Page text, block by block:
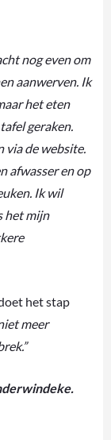
nog even om
aanwerven. Ik
het eten
geraken.
via de website.
afwasser en op
Ik wil
het mijn
het stap
meer